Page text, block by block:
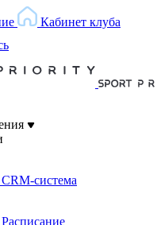
Кабинет клуба
CRM-система
Расписание